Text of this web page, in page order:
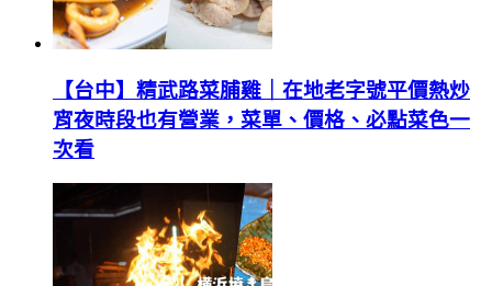
【台中】精武路菜脯雞｜在地老字號平價熱炒
宵夜時段也有營業，菜單、價格、必點菜色一
次看